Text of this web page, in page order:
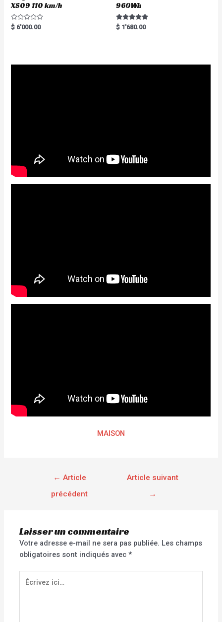
XS09 110 km/h
R
a
$ 6'000.00
960Wh
Rated
5.00
$ 1'680.00
MAISON
← Article
précédent
Article suivant
→
Laisser un commentaire
Votre adresse e-mail ne sera pas publiée. Les champs
obligatoires sont indiqués avec*
Écrivez
ici…